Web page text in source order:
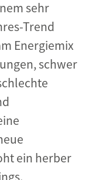
sehr
Trend
Energiemix
schwer
ein herber